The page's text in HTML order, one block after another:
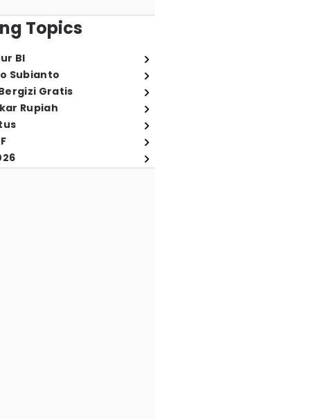
Topics
BI
Subianto
Gratis
Rupiah